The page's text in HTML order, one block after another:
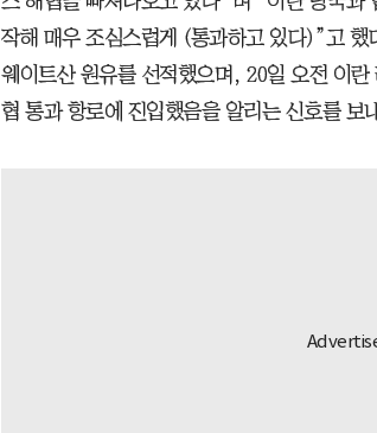
작해 매우 조심스럽게 (통과하고 있다)”고
웨이트산 원유를 선적했으며, 20일 오전 이
협 통과 항로에 진입했음을 알리는 신호를 보